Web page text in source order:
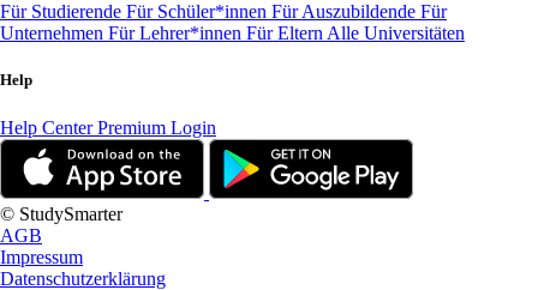
Für Studierende Für Schüler*innen Für Auszubildende Für
Unternehmen Für Lehrer*innen Für Eltern Alle Universitäten
Help
Help CenterPremium Login
© StudySmarter
AGB
Impressum
Datenschutzerklärung